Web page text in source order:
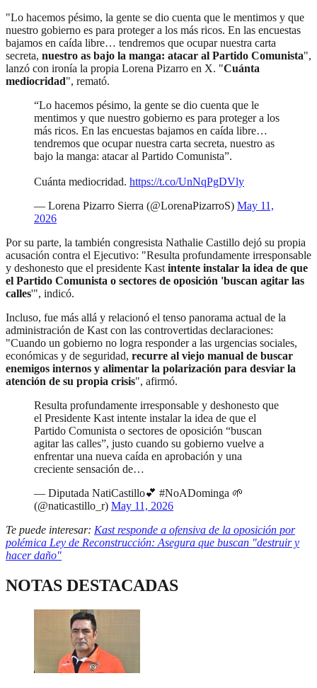
"Lo hacemos pésimo, la gente se dio cuenta que le mentimos y que
nuestro gobierno es para proteger a los más ricos. En las encuestas
bajamos en caída libre… tendremos que ocupar nuestra carta
secreta, nuestro as bajo la manga: atacar al Partido Comunista",
lanzó con ironía la propia Lorena Pizarro en X. "Cuánta
mediocridad", remató.
“Lo hacemos pésimo, la gente se dio cuenta que le
mentimos y que nuestro gobierno es para proteger a los
más ricos. En las encuestas bajamos en caída libre…
tendremos que ocupar nuestra carta secreta, nuestro as
bajo la manga: atacar al Partido Comunista”.
Cuánta mediocridad. https://t.co/UnNqPgDVly
— Lorena Pizarro Sierra (@LorenaPizarroS) May 11,
2026
Por su parte, la también congresista Nathalie Castillo dejó su propia
acusación contra el Ejecutivo: "Resulta profundamente irresponsable
y deshonesto que el presidente Kast intente instalar la idea de que
el Partido Comunista o sectores de oposición 'buscan agitar las
calles'", indicó.
Incluso, fue más allá y relacionó el tenso panorama actual de la
administración de Kast con las controvertidas declaraciones:
"Cuando un gobierno no logra responder a las urgencias sociales,
económicas y de seguridad, recurre al viejo manual de buscar
enemigos internos y alimentar la polarización para desviar la
atención de su propia crisis", afirmó.
Resulta profundamente irresponsable y deshonesto que
el Presidente Kast intente instalar la idea de que el
Partido Comunista o sectores de oposición “buscan
agitar las calles”, justo cuando su gobierno vuelve a
enfrentar una nueva caída en aprobación y una
creciente sensación de…
— Diputada NatiCastillo💕 #NoADominga 🌱
(@naticastillo_r) May 11, 2026
Te puede interesar: Kast responde a ofensiva de la oposición por
polémica Ley de Reconstrucción: Asegura que buscan "destruir y
hacer daño"
NOTAS DESTACADAS